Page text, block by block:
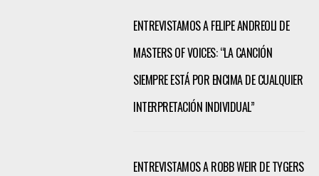
ENTREVISTAMOS A FELIPE ANDREOLI DE
MASTERS OF VOICES: “LA CANCIÓN
SIEMPRE ESTÁ POR ENCIMA DE CUALQUIER
INTERPRETACIÓN INDIVIDUAL”
ENTREVISTAMOS A ROBB WEIR DE TYGERS